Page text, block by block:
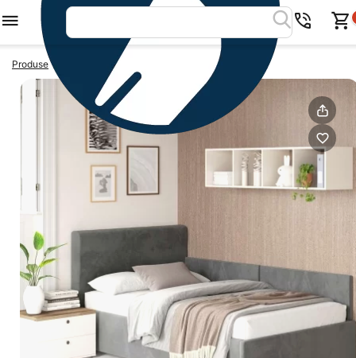
Produse > Pat tapitat de colt GEORGIA